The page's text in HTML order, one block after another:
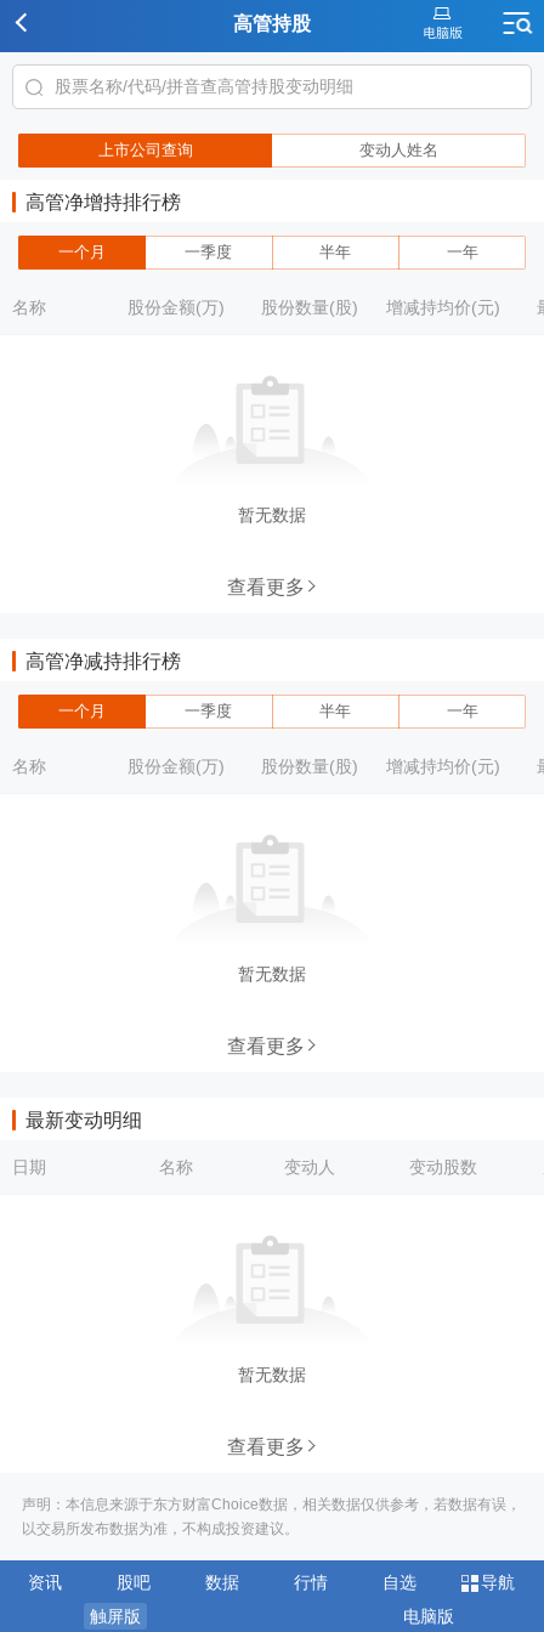
高管持股
上市公司查询 变动人姓名
高管净增持排行榜
一个月 一季度 半年 一年
名称 股份金额(万) 股份数量(股) 增减持均价(元)
暂无数据
查看更多
高管净减持排行榜
一个月 一季度 半年 一年
名称 股份金额(万) 股份数量(股) 增减持均价(元)
暂无数据
查看更多
最新变动明细
日期 名称 变动人 变动股数
暂无数据
查看更多
声明：本信息来源于东方财富Choice数据，相关数据仅供参考，若数据有误，
以交易所发布数据为准，不构成投资建议。
资讯 股吧 数据 行情 自选
导航
触屏版
电脑版